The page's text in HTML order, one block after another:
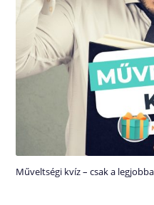
Műveltségi kvíz – csak a